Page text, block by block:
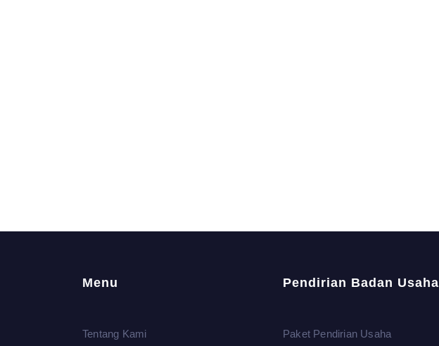
Menu
Tentang Kami
Pendirian Badan Usaha
Paket Pendirian Usaha